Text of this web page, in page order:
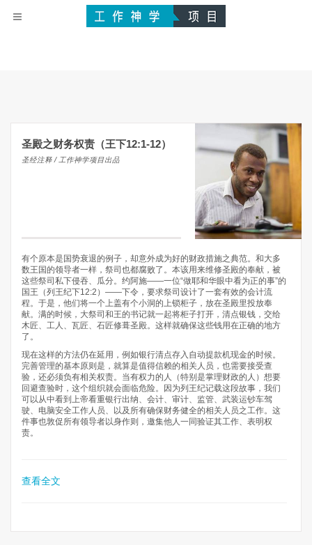
圣殿之财务权责（王下12:1-12）
圣经注释 / 工作神学项目出品
有个原本是国势衰退的例子，却意外成为好的财政措施之典范。和大多
数王国的领导者一样，祭司也都腐败了。本该用来维修圣殿的奉献，被
这些祭司私下侵吞、瓜分。约阿施——一位“做耶和华眼中看为正的事”的
国王（列王纪下12:2）——下令，要求祭司设计了一套有效的会计流
程。于是，他们将一个上盖有个小洞的上锁柜子，放在圣殿里投放奉
献。满的时候，大祭司和王的书记就一起将柜子打开，清点银钱，交给
木匠、工人、瓦匠、石匠修葺圣殿。这样就确保这些钱用在正确的地方
了。
现在这样的方法仍在延用，例如银行清点存入自动提款机现金的时候。
完善管理的基本原则是，就算是值得信赖的相关人员，也需要接受查
验，还必须负有相关权责。当有权力的人（特别是掌理财政的人）想要
回避查验时，这个组织就会面临危险。因为列王纪记载这段故事，我们
可以从中看到上帝看重银行出纳、会计、审计、监管、武装运钞车驾
驶、电脑安全工作人员、以及所有确保财务健全的相关人员之工作。这
件事也敦促所有领导者以身作则，邀集他人一同验证其工作、表明权
责。
查看全文